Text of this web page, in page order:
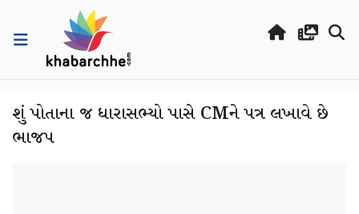
શું પોતાના જ ધારાસભ્યો પાસે CMને પત્ર લખાવે છે
ભાજપ